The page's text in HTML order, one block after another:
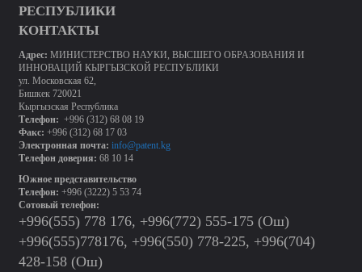
РЕСПУБЛИКИ
КОНТАКТЫ
Адрес: МИНИСТЕРСТВО НАУКИ, ВЫСШЕГО ОБРАЗОВАНИЯ И
ИННОВАЦИЙ КЫРГЫЗСКОЙ РЕСПУБЛИКИ
ул. Московская 62,
Бишкек 720021
Кыргызская Республика
Телефон: +996 (312) 68 08 19
Факс: +996 (312) 68 17 03
Электронная почта: info@patent.kg
Телефон доверия: 68 10 14
Южное представительство
Телефон: +996 (3222) 5 53 74
Сотовый телефон:
+996(555) 778 176, +996(772) 555-175 (Ош)
+996(555)778176, +996(550) 778-225, +996(704)
428-158 (Ош)